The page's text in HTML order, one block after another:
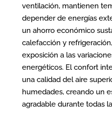
ventilación, mantienen
depender de energías
un ahorro económico
calefacción y
exposición a las
energéticos. El confort
una calidad del aire
humedades, creando un
agradable durante todas